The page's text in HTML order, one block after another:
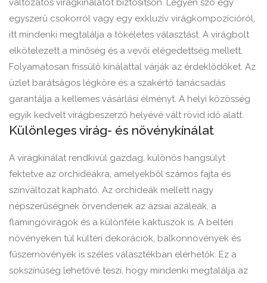
változatos virágkínálatot biztosítson. Legyen szó egy
egyszerű csokorról vagy egy exkluzív virágkompozícióról,
itt mindenki megtalálja a tökéletes választást. A virágbolt
elkötelezett a minőség és a vevői elégedettség mellett.
Folyamatosan frissülő kínálattal várják az érdeklődőket. Az
üzlet barátságos légköre és a szakértő tanácsadás
garantálja a kellemes vásárlási élményt. A helyi közösség
egyik kedvelt virágbeszerző helyévé vált rövid idő alatt.
Különleges virág- és növénykínálat
A virágkínálat rendkívül gazdag, különös hangsúlyt
fektetve az orchideákra, amelyekből számos fajta és
színváltozat kapható. Az orchideák mellett nagy
népszerűségnek örvendenek az ázsiai azáleák, a
flamingóvirágok és a különféle kaktuszok is. A beltéri
növényeken túl kültéri dekorációk, balkonnövények és
fűszernövények is széles választékban elérhetők. Ez a
sokszínűség lehetővé teszi, hogy mindenki megtalálja az